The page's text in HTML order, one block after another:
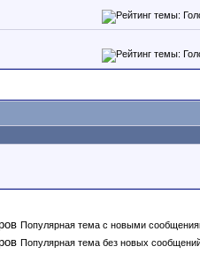
Популярная тема с новыми
Популярная тема без новых